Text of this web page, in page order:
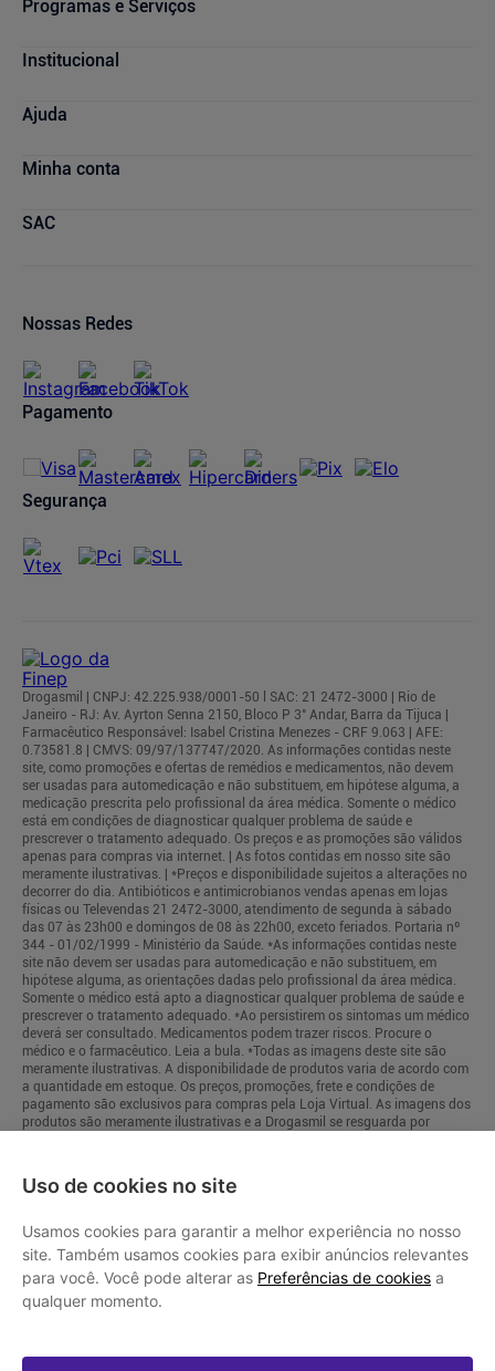
Uso de cookies no site
Usamos cookies para garantir a melhor experiência no nosso
site. Também usamos cookies para exibir anúncios relevantes
para você. Você pode alterar as Preferências de cookies a
qualquer momento.